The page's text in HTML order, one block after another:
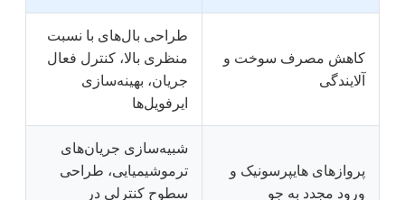
کاهش مصرف سوخت و
آلایندگی
طراحی بال‌های با نسبت
منظری بالا، کنترل فعال
جریان، بهینه‌سازی
ایرفویل‌ها
پروازهای هایپرسونیک و
ورود مجدد به جو
شبیه‌سازی جریان‌های
ترموشیمیایی، طراحی
سطوح کنترلی در